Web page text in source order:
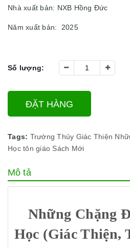
Nhà xuất bản: NXB Hồng Đức
Năm xuất bản: 2025
Số lượng:
ĐẶT HÀNG
Tags: Trường Thủy Giác Thiện
Học tôn giáo Sách Mới
Mô tả
Những Chặng
Học (Giác Thiện,